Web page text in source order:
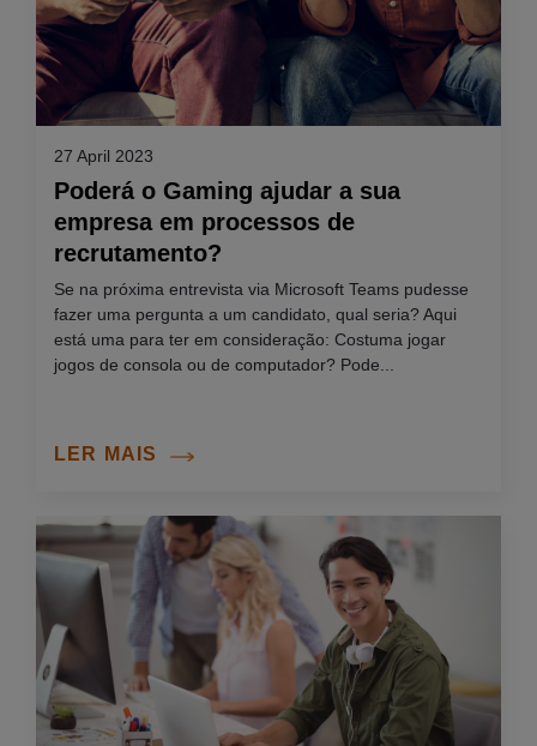
27 April 2023
Poderá o Gaming ajudar a sua
empresa em processos de
recrutamento?
Se na próxima entrevista via Microsoft Teams pudesse
fazer uma pergunta a um candidato, qual seria? Aqui
está uma para ter em consideração: Costuma jogar
jogos de consola ou de computador? Pode...
LER MAIS